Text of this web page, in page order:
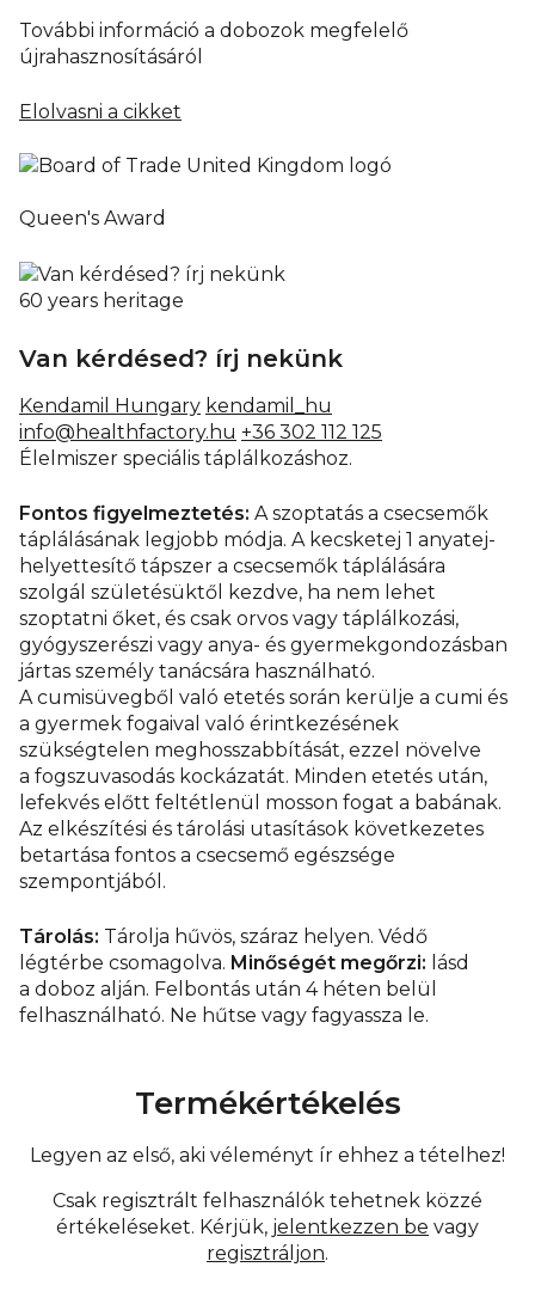
További információ a dobozok megfelelő
újrahasznosításáról
Elolvasni a cikket
Queen's Award
60 years heritage
Van kérdésed? írj nekünk
Kendamil Hungary kendamil_hu
info@healthfactory.hu +36 302 112 125
Élelmiszer speciális táplálkozáshoz.
Fontos figyelmeztetés: A szoptatás a csecsemők
táplálásának legjobb módja. A kecsketej 1 anyatej-
helyettesítő tápszer a csecsemők táplálására
szolgál születésüktől kezdve, ha nem lehet
szoptatni őket, és csak orvos vagy táplálkozási,
gyógyszerészi vagy anya- és gyermekgondozásban
jártas személy tanácsára használható.
A cumisüvegből való etetés során kerülje a cumi és
a gyermek fogaival való érintkezésének
szükségtelen meghosszabbítását, ezzel növelve
a fogszuvasodás kockázatát. Minden etetés után,
lefekvés előtt feltétlenül mosson fogat a babának.
Az elkészítési és tárolási utasítások következetes
betartása fontos a csecsemő egészsége
szempontjából.
Tárolás: Tárolja hűvös, száraz helyen. Védő
légtérbe csomagolva. Minőségét megőrzi: lásd
a doboz alján. Felbontás után 4 héten belül
felhasználható. Ne hűtse vagy fagyassza le.
Termékértékelés
Legyen az első, aki véleményt ír ehhez a tételhez!
Csak regisztrált felhasználók tehetnek közzé
értékeléseket. Kérjük, jelentkezzen be vagy
regisztráljon.